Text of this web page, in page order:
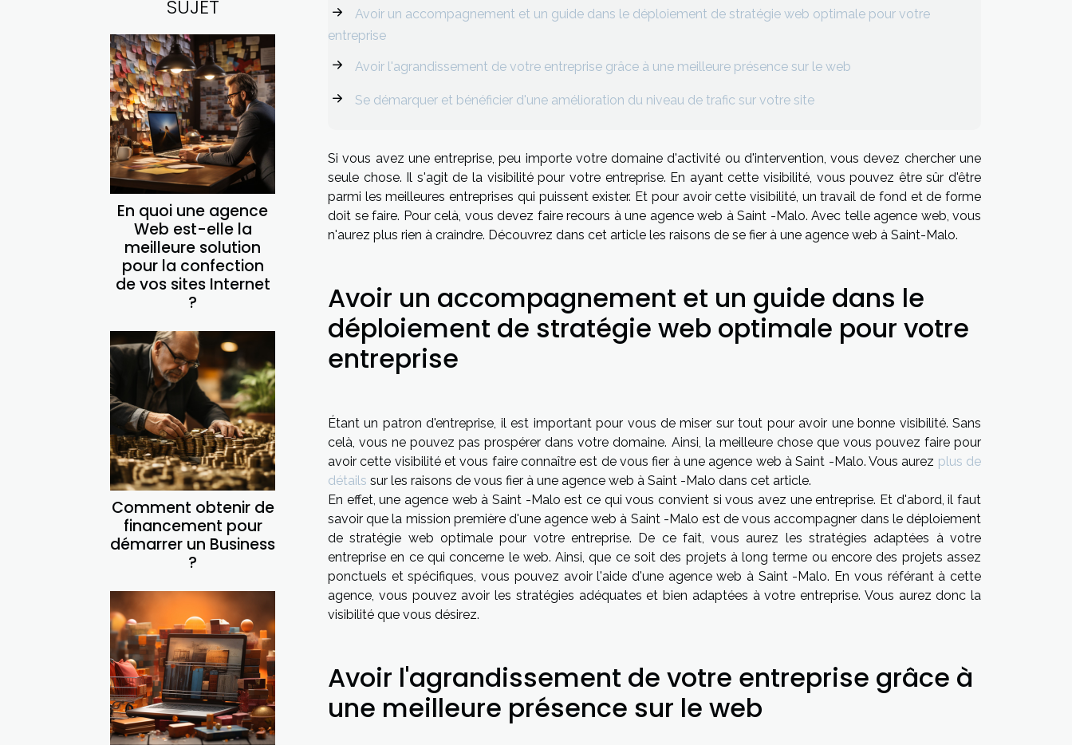
SUJET
En quoi une agence
Web est-elle la
meilleure solution
pour la confection
de vos sites Internet
?
Comment obtenir de
financement pour
démarrer un Business
?
Avoir un accompagnement et un guide dans le déploiement de stratégie web optimale pour votre
entreprise
Avoir l'agrandissement de votre entreprise grâce à une meilleure présence sur le web
Se démarquer et bénéficier d'une amélioration du niveau de trafic sur votre site
Si vous avez une entreprise, peu importe votre domaine d'activité ou d'intervention, vous devez chercher une
seule chose. Il s'agit de la visibilité pour votre entreprise. En ayant cette visibilité, vous pouvez être sûr d'être
parmi les meilleures entreprises qui puissent exister. Et pour avoir cette visibilité, un travail de fond et de forme
doit se faire. Pour celà, vous devez faire recours à une agence web à Saint -Malo. Avec telle agence web, vous
n'aurez plus rien à craindre. Découvrez dans cet article les raisons de se fier à une agence web à Saint-Malo.
Avoir un accompagnement et un guide dans le
déploiement de stratégie web optimale pour votre
entreprise
Étant un patron d'entreprise, il est important pour vous de miser sur tout pour avoir une bonne visibilité. Sans
celà, vous ne pouvez pas prospérer dans votre domaine. Ainsi, la meilleure chose que vous pouvez faire pour
avoir cette visibilité et vous faire connaître est de vous fier à une agence web à Saint -Malo. Vous aurez plus de
détails sur les raisons de vous fier à une agence web à Saint -Malo dans cet article.
En effet, une agence web à Saint -Malo est ce qui vous convient si vous avez une entreprise. Et d'abord, il faut
savoir que la mission première d'une agence web à Saint -Malo est de vous accompagner dans le déploiement
de stratégie web optimale pour votre entreprise. De ce fait, vous aurez les stratégies adaptées à votre
entreprise en ce qui concerne le web. Ainsi, que ce soit des projets à long terme ou encore des projets assez
ponctuels et spécifiques, vous pouvez avoir l'aide d'une agence web à Saint -Malo. En vous référant à cette
agence, vous pouvez avoir les stratégies adéquates et bien adaptées à votre entreprise. Vous aurez donc la
visibilité que vous désirez.
Avoir l'agrandissement de votre entreprise grâce à
une meilleure présence sur le web